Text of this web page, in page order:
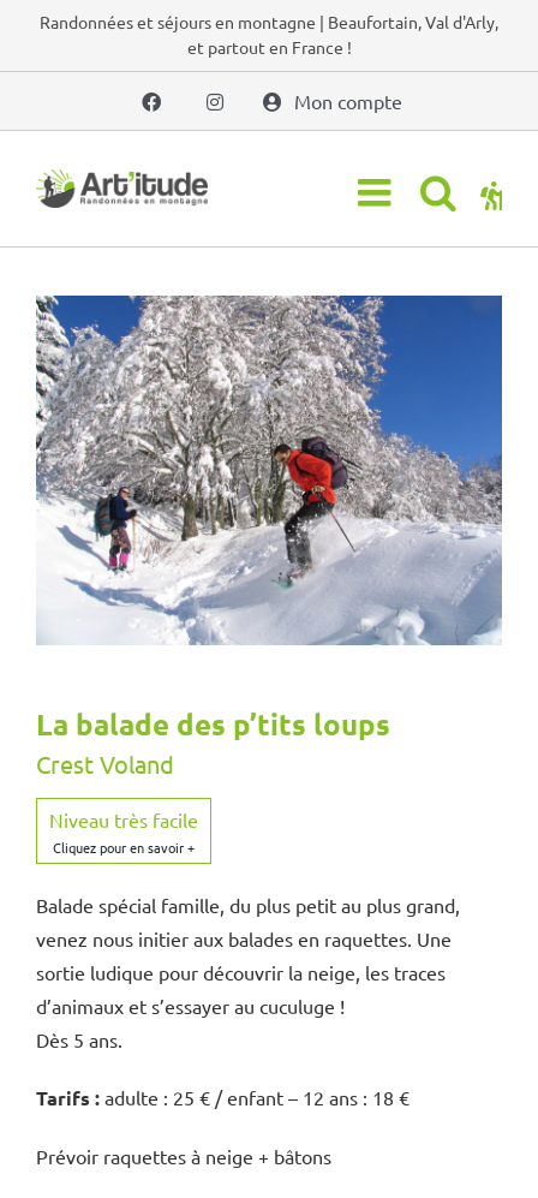
PasserRandonnées et séjours en montagne | Beaufortain, Val d'Arly,
et partout en France !
Mon compte
La balade des p’tits loups
Crest Voland
Niveau très facile
Balade spécial famille, du plus petit au plus grand,
venez nous initier aux balades en raquettes. Une
sortie ludique pour découvrir la neige, les traces
d’animaux et s’essayer au cuculuge !
Dès 5 ans.
Tarifs : adulte : 25 € / enfant – 12 ans : 18 €
Prévoir raquettes à neige + bâtons